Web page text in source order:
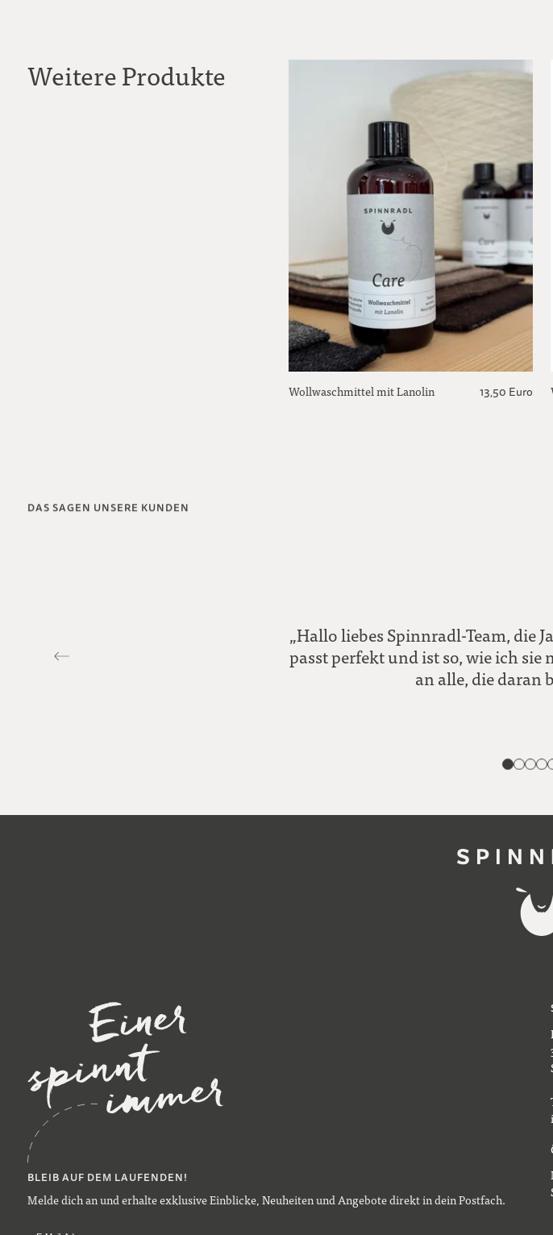
Weitere Produkte
Wollwaschmittel mit Lanolin 13,50 Euro
DAS SAGEN UNSERE KUNDEN
„Hallo liebes Spinnradl-Team, die
passt perfekt und ist so, wie ich
an alle, die daran
BLEIB AUF DEM LAUFENDEN!
Melde dich an und erhalte exklusive Einblicke, Neuheiten und Angebote direkt in dein Postfach.